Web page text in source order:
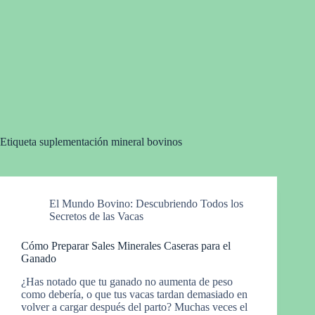
Etiqueta suplementación mineral bovinos
El Mundo Bovino: Descubriendo Todos los
Secretos de las Vacas
Cómo Preparar Sales Minerales Caseras para el
Ganado
¿Has notado que tu ganado no aumenta de peso
como debería, o que tus vacas tardan demasiado en
volver a cargar después del parto? Muchas veces el